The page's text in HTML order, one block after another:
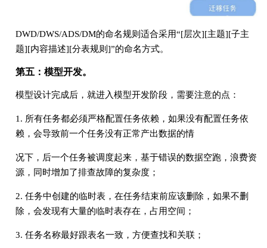
DWD/DWS/ADS/DM的命名规则适合采⽤“[层次][主题][⼦主
题][内容描述][分表规则]”的命名⽅式。
第五：模型开发。
模型设计完成后，就进⼊模型开发阶段，需要注意的点：
1. 所有任务都必须严格配置任务依赖，如果没有配置任务依
赖，会导致前⼀个任务没有正常产出数据的情
况下，后⼀个任务被调度起来，基于错误的数据空跑，浪费资
源，同时增加了排查故障的复杂度；
2. 任务中创建的临时表，在任务结束前应该删除，如果不删
除，会发现有⼤量的临时表存在，占⽤空间；
3. 任务名称最好跟表名⼀致，⽅便查找和关联；